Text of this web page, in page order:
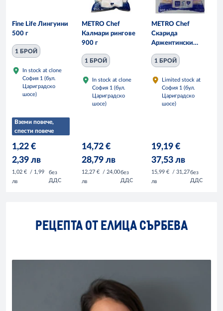
Fine Life Лингуини
500 г
1 БРОЙ
In stock at clone
София 1 (бул.
Цариградско
шосе)
Вземи повече,
спести повече
1,22 €
2,39 лв
1,02 € / 1,99
лв
без
ДДС
METRO Chef
Калмари рингове
900 г
1 БРОЙ
In stock at clone
София 1 (бул.
Цариградско
шосе)
14,72 €
28,79 лв
12,27 € / 24,00
лв
без
ДДС
METRO Chef
Скарида
Аржентински
белени и обелени
10/20 бр 800 гр
1 БРОЙ
Limited stock at
София 1 (бул.
Цариградско
шосе)
19,19 €
37,53 лв
15,99 € / 31,27
лв
без
ДДС
РЕЦЕПТА ОТ ЕЛИЦА СЪРБЕВА